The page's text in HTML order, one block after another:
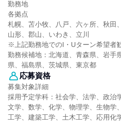
勤務地
各拠点
札幌、苫小牧、八戸、六ヶ所、秋田
山形、郡山、いわき、立川
※上記勤務地でのI・Uターン希望者
勤務候補地：北海道、青森県、岩手
県、福島県、茨城県、東京都
応募資格
募集対象詳細
採用予定学科：社会学、法学、政治
文学、数学、化学、物理学、生物学
工学、建築工学、土木工学、応用化